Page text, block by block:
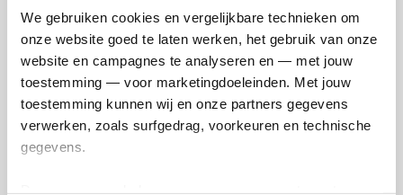
We gebruiken cookies en vergelijkbare technieken om
onze website goed te laten werken, het gebruik van onze
website en campagnes te analyseren en — met jouw
toestemming — voor marketingdoeleinden. Met jouw
toestemming kunnen wij en onze partners gegevens
verwerken, zoals surfgedrag, voorkeuren en technische
gegevens.
Eva's badges